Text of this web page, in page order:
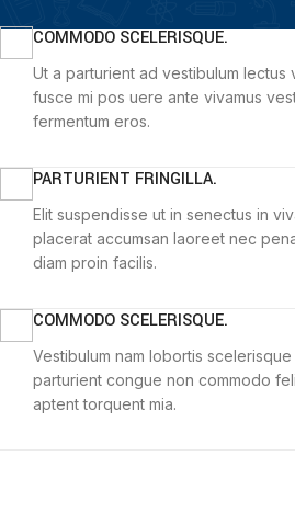
COMMODO SCELERISQUE.
Ut a parturient ad vestibulum lectus
fusce mi pos uere ante vivamus
fermentum eros.
PARTURIENT FRINGILLA.
Elit suspendisse ut in senectus in
placerat accumsan laoreet nec
diam proin facilis.
COMMODO SCELERISQUE.
Vestibulum nam lobortis
parturient congue non commodo
aptent torquent mia.